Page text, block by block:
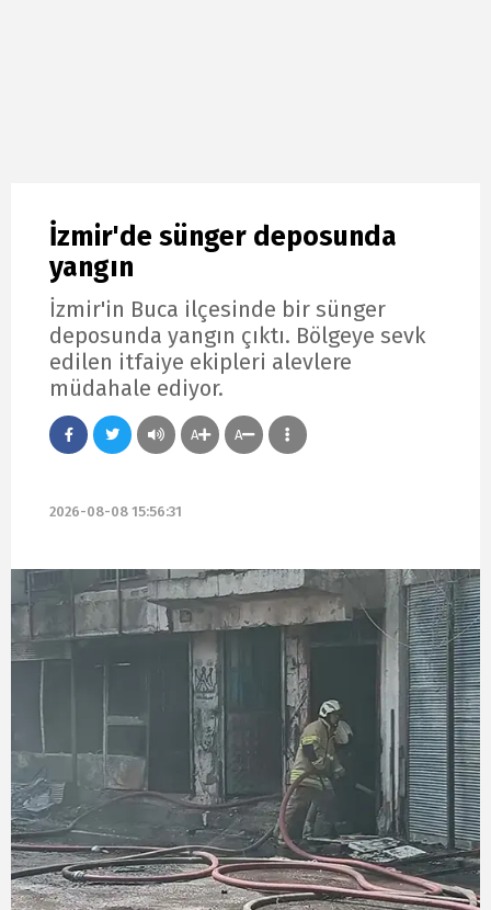
İzmir'de sünger deposunda
yangın
İzmir'in Buca ilçesinde bir sünger
deposunda yangın çıktı. Bölgeye sevk
edilen itfaiye ekipleri alevlere
müdahale ediyor.
A A
2026-08-08 15:56:31